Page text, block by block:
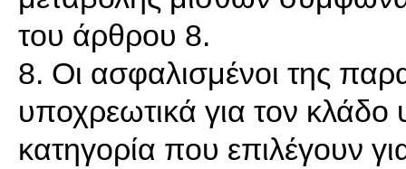
του άρθρου 8.
8. Οι ασφαλισμένοι της
υποχρεωτικά για τον κλάδο
κατηγορία που επιλέγουν